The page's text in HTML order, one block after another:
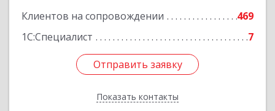
Клиентов на сопровождении
469
1С:Специалист
7
Отправить заявку
Показать контакты
Отправить заявку
Назад